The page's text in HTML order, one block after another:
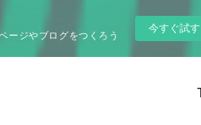
ージやブログをつくろう
今すぐ試す